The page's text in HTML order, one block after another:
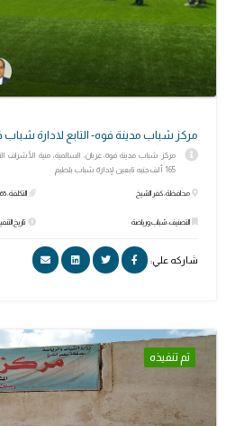
مركز شباب مدينة فوه- التابع لادارة شباب
مركز شباب مدينة فوه، عربان، السالمية، منية الأشراف
165 ألف جنيه تابعين لإدارة شباب بلطيم
محافظة: كفر الشيخ
التصنيف: شباب ورياضة
التكلفة: 165 الف جنيه
تاريخ التنفيذ:
شاركه علي:
تم تنفيذه